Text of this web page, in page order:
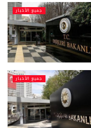
جميع الأخبار
جميع الأخبار